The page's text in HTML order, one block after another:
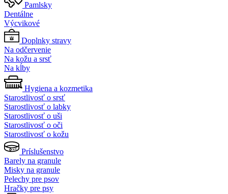
Pamlsky
Dentálne
Výcvikové
Doplnky stravy
Na odčervenie
Na kožu a srsť
Na kĺby
Hygiena a kozmetika
Starostlivosť o srsť
Starostlivosť o labky
Starostlivosť o uši
Starostlivosť o oči
Starostlivosť o kožu
Príslušenstvo
Barely na granule
Misky na granule
Pelechy pre psov
Hračky pre psy